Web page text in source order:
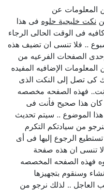
عن
نكت خليجية حلوهفى هذا
فى الوقت الحالى الرجاء
.. فلا تنسى ان تضيف هذه
الصفحات الفرعيه من
الإضافيه المفيده
تصل إلى النكت الذى
فهذه الصفحه مخصصه
هذا صحيح فأنت فى
الموضوع .. سيتم تحديث
من سيادتكم التكرم
الرجوع إليها فى أى
تنسى ان هذه صفحة
فهذه الصفحه المخصصه
وسنقوم بتجهيزها
العاجل .. لذلك نرجو من